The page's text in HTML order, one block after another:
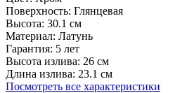
Поверхность: Глянцевая
Высота: 30.1 см
Материал: Латунь
Гарантия: 5 лет
Высота излива: 26 см
Длина излива: 23.1 см
Посмотреть все характеристики